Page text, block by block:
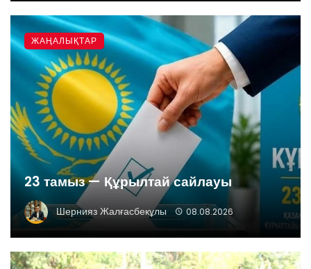
23 тамыз — Құрылтай сайлауы
Шернияз Жалғасбекұлы 08.08.2026
ЖАҢАЛЫҚТАР